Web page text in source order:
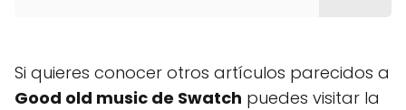
Si quieres conocer otros artículos parecidos a
Good old music de Swatch puedes visitar la